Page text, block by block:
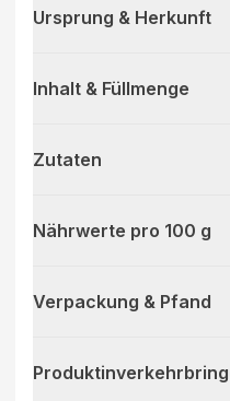
Ursprung & Herkunft
Inhalt & Füllmenge
Zutaten
Nährwerte pro 100 g
Verpackung & Pfand